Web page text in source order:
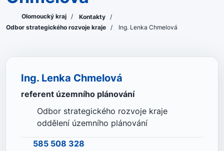
Olomoucký kraj / Kontakty /
Odbor strategického rozvoje kraje / Ing. Lenka Chmelová
Ing. Lenka Chmelová
referent územního plánování
Odbor strategického rozvoje kraje
oddělení územního plánování
585 508 328